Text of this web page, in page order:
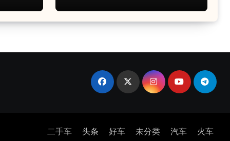
二手车 头条 好车 未分类 汽车 火车